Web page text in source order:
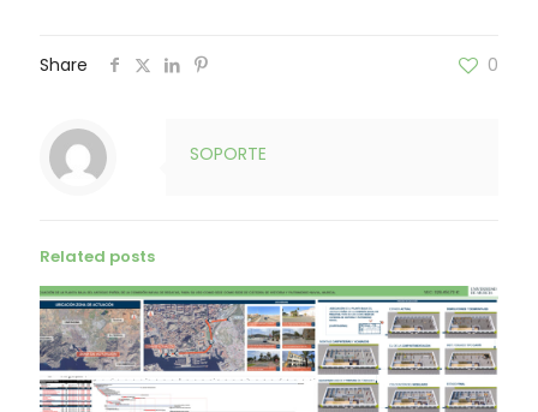
Share 0
SOPORTE
Related posts